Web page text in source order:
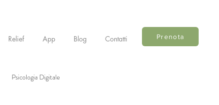
Relief App Blog Contatti Prenota
Psicologia Digitale